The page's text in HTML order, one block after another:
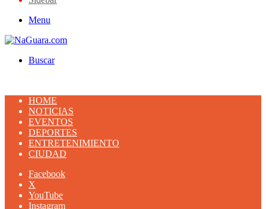
Menu
Buscar
HOME
NOTICIAS
EVENTOS
DEPORTES
ENTRETENIMIENTO
CIUDAD
Facebook
X
YouTube
Instagram